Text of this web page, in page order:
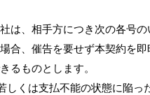
は、相手方につき次の各号の
合、催告を要せず本契約を即
るものとします。
しくは支払不能の状態に陥っ